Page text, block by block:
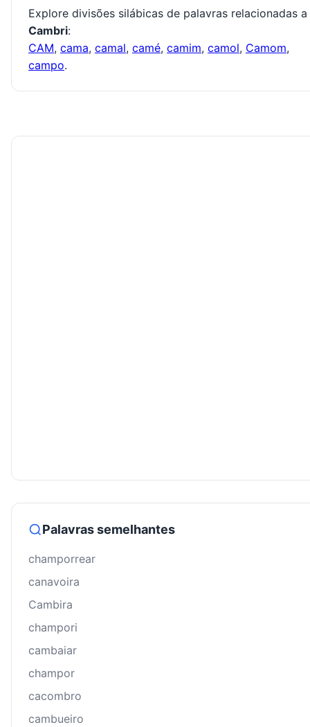
Explore divisões silábicas de palavras relacionadas a
Cambri:
CAM, cama, camal, camé, camim, camol, Camom,
campo.
Palavras semelhantes
champorrear
canavoira
Cambira
champori
cambaiar
champor
cacombro
cambueiro